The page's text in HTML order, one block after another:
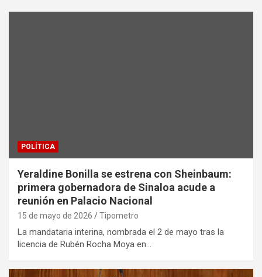
POLÍTICA
Yeraldine Bonilla se estrena con Sheinbaum:
primera gobernadora de Sinaloa acude a
reunión en Palacio Nacional
15 de mayo de 2026 Tipometro
La mandataria interina, nombrada el 2 de mayo tras la
licencia de Rubén Rocha Moya en…